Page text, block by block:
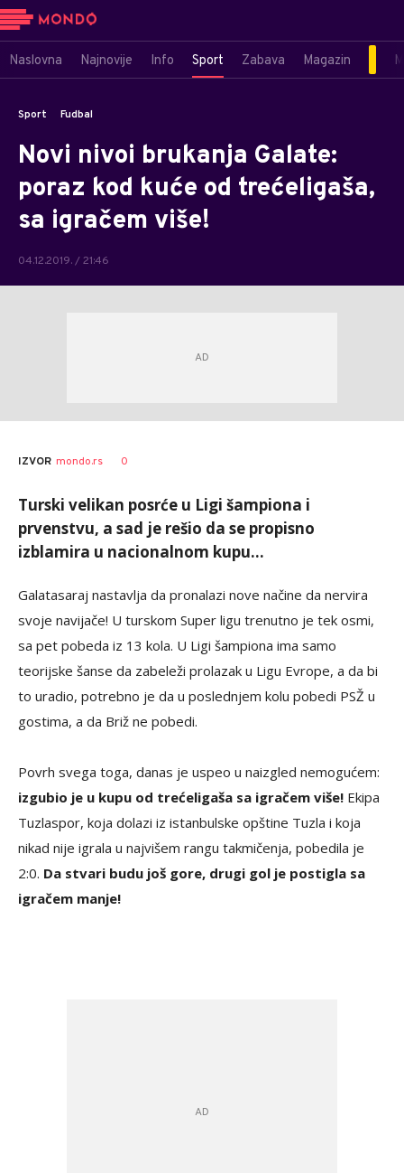
Naslovna Najnovije Info Sport Zabava Magazin
Sport Fudbal
Novi nivoi brukanja Galate:
poraz kod kuće od trećeligaša,
sa igračem više!
04.12.2019. / 21:46
IZVOR mondo.rs 0
Turski velikan posrće u Ligi šampiona i
prvenstvu, a sad je rešio da se propisno
izblamira u nacionalnom kupu...
Galatasaraj nastavlja da pronalazi nove načine da nervira
svoje navijače! U turskom Super ligu trenutno je tek osmi,
sa pet pobeda iz 13 kola. U Ligi šampiona ima samo
teorijske šanse da zabeleži prolazak u Ligu Evrope, a da bi
to uradio, potrebno je da u poslednjem kolu pobedi PSŽ u
gostima, a da Briž ne pobedi.
Povrh svega toga, danas je uspeo u naizgled nemogućem:
izgubio je u kupu od trećeligaša sa igračem više! Ekipa
Tuzlaspor, koja dolazi iz istanbulske opštine Tuzla i koja
nikad nije igrala u najvišem rangu takmičenja, pobedila je
2:0. Da stvari budu još gore, drugi gol je postigla sa
igračem manje!